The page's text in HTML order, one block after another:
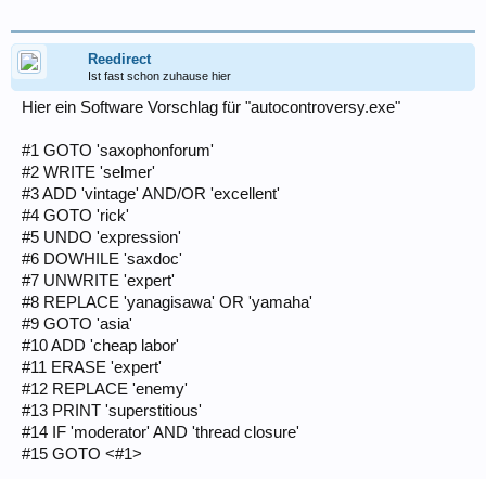
Reedirect
Ist fast schon zuhause hier
Hier ein Software Vorschlag für "autocontroversy.exe"
#1 GOTO 'saxophonforum'
#2 WRITE 'selmer'
#3 ADD 'vintage' AND/OR 'excellent'
#4 GOTO 'rick'
#5 UNDO 'expression'
#6 DOWHILE 'saxdoc'
#7 UNWRITE 'expert'
#8 REPLACE 'yanagisawa' OR 'yamaha'
#9 GOTO 'asia'
#10 ADD 'cheap labor'
#11 ERASE 'expert'
#12 REPLACE 'enemy'
#13 PRINT 'superstitious'
#14 IF 'moderator' AND 'thread closure'
#15 GOTO <#1>